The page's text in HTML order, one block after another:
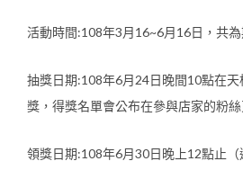
活動時間:108年3月16~6月16日，共為
抽獎日期:108年6月24日晚間10點在
獎，得獎名單會公布在參與店家的粉絲
領獎日期:108年6月30日晚上12點止（